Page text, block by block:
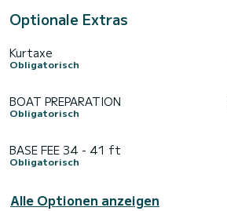
Optionale Extras
Kurtaxe
Obligatorisch
BOAT PREPARATION
Obligatorisch
BASE FEE 34 - 41 ft
Obligatorisch
Alle Optionen anzeigen